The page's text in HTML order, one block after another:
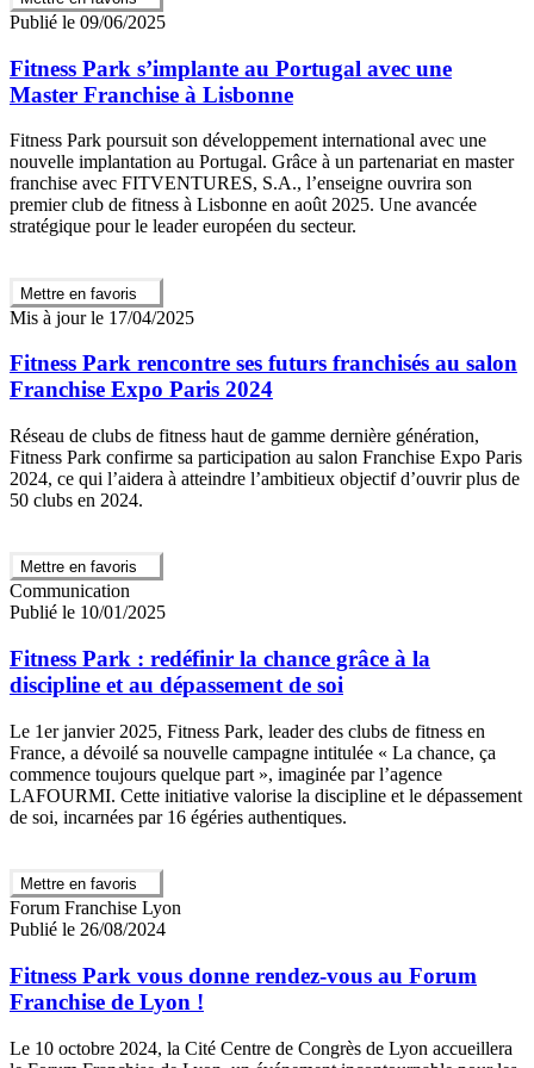
Publié le 09/06/2025
Fitness Park s’implante au Portugal avec une
Master Franchise à Lisbonne
Fitness Park poursuit son développement international avec une
nouvelle implantation au Portugal. Grâce à un partenariat en master
franchise avec FITVENTURES, S.A., l’enseigne ouvrira son
premier club de fitness à Lisbonne en août 2025. Une avancée
stratégique pour le leader européen du secteur.
Mettre en favoris
Mis à jour le 17/04/2025
Fitness Park rencontre ses futurs franchisés au salon
Franchise Expo Paris 2024
Réseau de clubs de fitness haut de gamme dernière génération,
Fitness Park confirme sa participation au salon Franchise Expo Paris
2024, ce qui l’aidera à atteindre l’ambitieux objectif d’ouvrir plus de
50 clubs en 2024.
Mettre en favoris
Communication
Publié le 10/01/2025
Fitness Park : redéfinir la chance grâce à la
discipline et au dépassement de soi
Le 1er janvier 2025, Fitness Park, leader des clubs de fitness en
France, a dévoilé sa nouvelle campagne intitulée « La chance, ça
commence toujours quelque part », imaginée par l’agence
LAFOURMI. Cette initiative valorise la discipline et le dépassement
de soi, incarnées par 16 égéries authentiques.
Mettre en favoris
Forum Franchise Lyon
Publié le 26/08/2024
Fitness Park vous donne rendez-vous au Forum
Franchise de Lyon !
Le 10 octobre 2024, la Cité Centre de Congrès de Lyon accueillera